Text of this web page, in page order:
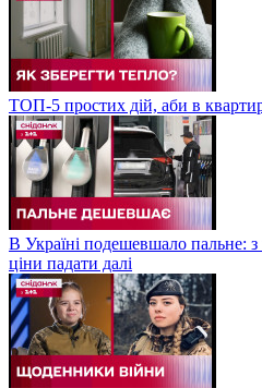
ТОП-5 простих дій, аби в
В Україні подешевшало пальне:
ціни падати далі